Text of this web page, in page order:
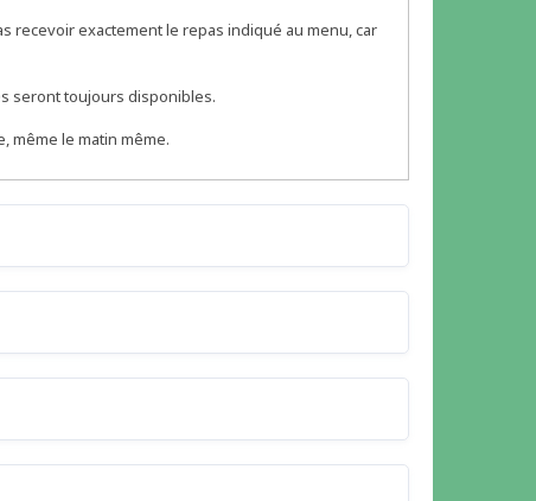
exactement le repas indiqué au menu, car
seront toujours disponibles.
même le matin même.